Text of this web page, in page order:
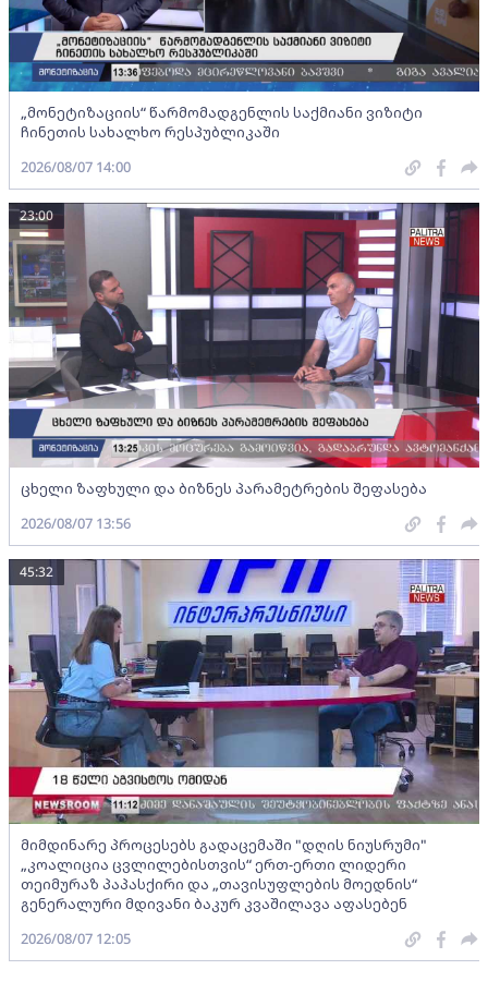
„მონეტიზაციის“ წარმომადგენლის საქმიანი ვიზიტი
ჩინეთის სახალხო რესპუბლიკაში
2026/08/07 14:00
ცხელი ზაფხული და ბიზნეს პარამეტრების შეფასება
23:00
2026/08/07 13:56
მიმდინარე პროცესებს გადაცემაში "დღის ნიუსრუმი"
„კოალიცია ცვლილებისთვის“ ერთ-ერთი ლიდერი
თეიმურაზ პაპასქირი და „თავისუფლების მოედნის“
გენერალური მდივანი ბაკურ კვაშილავა აფასებენ
45:32
2026/08/07 12:05